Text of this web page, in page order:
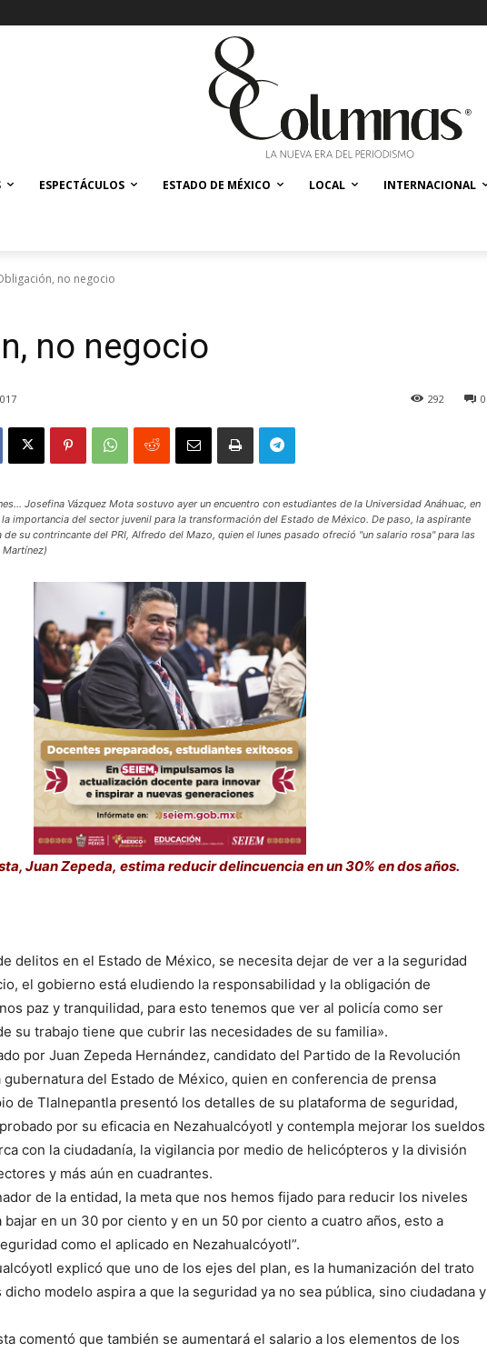
ESPECTÁCULOS ESTADO DE MÉXICO LOCAL INTERNACIONAL
no negocio
no negocio
0
292
Josefina Vázquez Mota sostuvo ayer un encuentro con estudiantes de la Universidad Anáhuac, en
importancia del sector juvenil para la transformación del Estado de México. De paso, la aspirante
su contrincante del PRI, Alfredo del Mazo, quien el lunes pasado ofreció "un salario rosa" para las
Martínez)
Juan Zepeda, estima reducir delincuencia en un 30% en dos años.
delitos en el Estado de México, se necesita dejar de ver a la seguridad
el gobierno está eludiendo la responsabilidad y la obligación de
paz y tranquilidad, para esto tenemos que ver al policía como ser
su trabajo tiene que cubrir las necesidades de su familia».
por Juan Zepeda Hernández, candidato del Partido de la Revolución
gubernatura del Estado de México, quien en conferencia de prensa
de Tlalnepantla presentó los detalles de su plataforma de seguridad,
por su eficacia en Nezahualcóyotl y contempla mejorar los sueldos
con la ciudadanía, la vigilancia por medio de helicópteros y la división
y más aún en cuadrantes.
de la entidad, la meta que nos hemos fijado para reducir los niveles
bajar en un 30 por ciento y en un 50 por ciento a cuatro años, esto a
como el aplicado en Nezahualcóyotl”.
explicó que uno de los ejes del plan, es la humanización del trato
modelo aspira a que la seguridad ya no sea pública, sino ciudadana y
comentó que también se aumentará el salario a los elementos de los